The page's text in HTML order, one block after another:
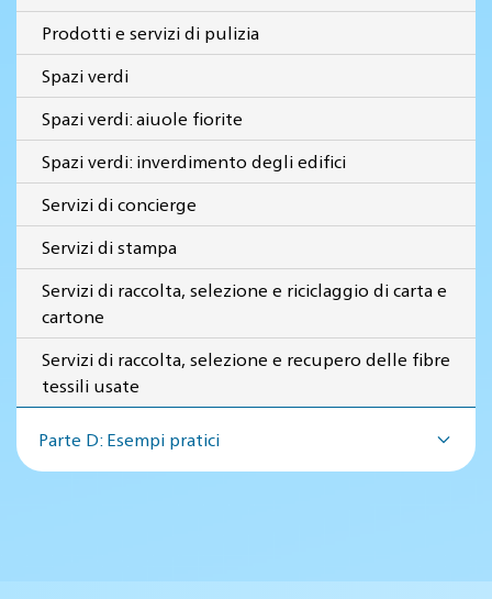
Prodotti e servizi di pulizia
Spazi verdi
Spazi verdi: aiuole fiorite
Spazi verdi: inverdimento degli edifici
Servizi di concierge
Servizi di stampa
Servizi di raccolta, selezione e riciclaggio di carta e
cartone
Servizi di raccolta, selezione e recupero delle fibre
tessili usate
Parte D: Esempi pratici